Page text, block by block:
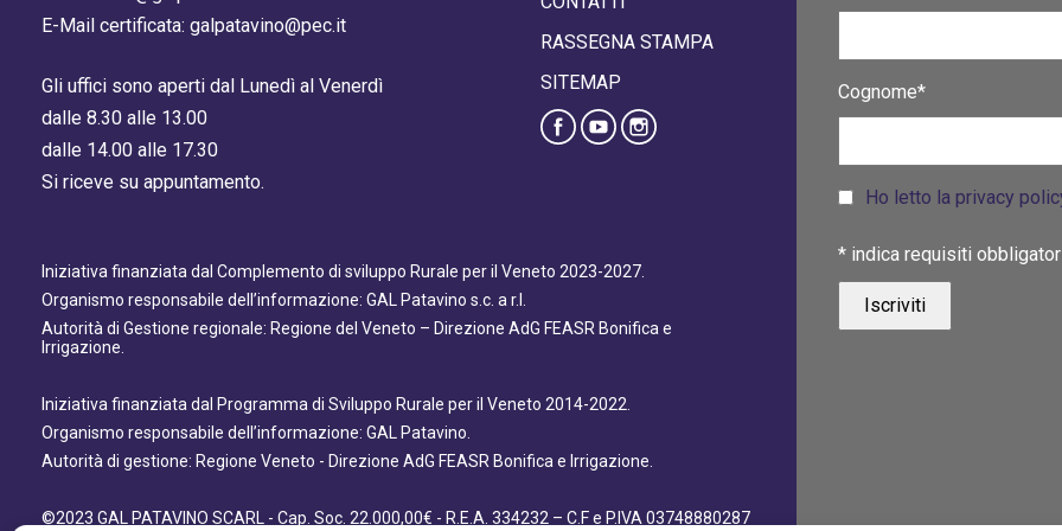
E-Mail certificata: galpatavino@pec.it
Gli uffici sono aperti dal Lunedì al Venerdì
dalle 8.30 alle 13.00
dalle 14.00 alle 17.30
Si riceve su appuntamento.
RASSEGNA STAMPA
SITEMAP
Iniziativa finanziata dal Complemento di sviluppo Rurale per il Veneto 2023-2027.
Organismo responsabile dell’informazione: GAL Patavino s.c. a r.l.
Autorità di Gestione regionale: Regione del Veneto – Direzione AdG FEASR Bonifica e
Irrigazione.
Iniziativa finanziata dal Programma di Sviluppo Rurale per il Veneto 2014-2022.
Organismo responsabile dell’informazione: GAL Patavino.
Autorità di gestione: Regione Veneto - Direzione AdG FEASR Bonifica e Irrigazione.
©2023 GAL PATAVINO SCARL - Cap. Soc. 22.000,00€ - R.E.A. 334232 – C.F e P.IVA 03748880287
Cognome*
Ho letto la privacy
* indica requisiti